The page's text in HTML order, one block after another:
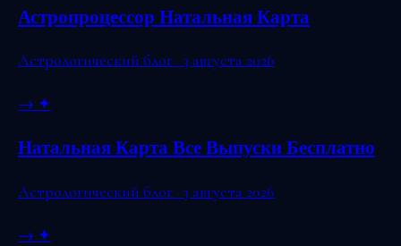
Астропроцессор Натальная Карта
Астрологический блог · 3 августа 2026
→ ✦
Натальная Карта Все Выпуски Бесплатно
Астрологический блог · 3 августа 2026
→ ✦